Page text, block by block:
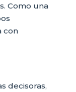
Como una
con
decisoras,